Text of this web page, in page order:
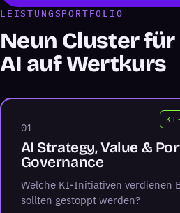
LEISTUNGSPORTFOLIO
Neun Cluster
AI auf Wertkurs
01
AI Strategy, Value &
Governance
Welche KI-Initiativen verdienen
sollten gestoppt werden?